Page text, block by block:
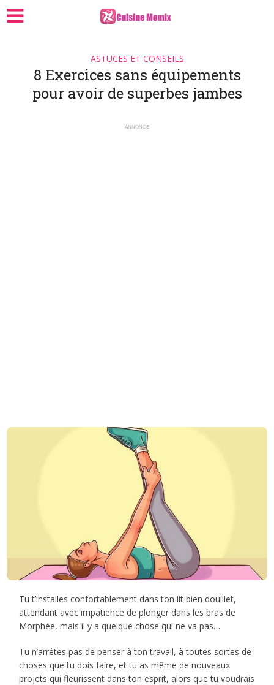
ASTUCES ET CONSEILS
8 Exercices sans équipements
pour avoir de superbes jambes
ANNONCE
Tu t’installes confortablement dans ton lit bien douillet,
attendant avec impatience de plonger dans les bras de
Morphée, mais il y a quelque chose qui ne va pas…
Tu n’arrêtes pas de penser à ton travail, à toutes sortes de
choses que tu dois faire, et tu as même de nouveaux
projets qui fleurissent dans ton esprit, alors que tu voudrais